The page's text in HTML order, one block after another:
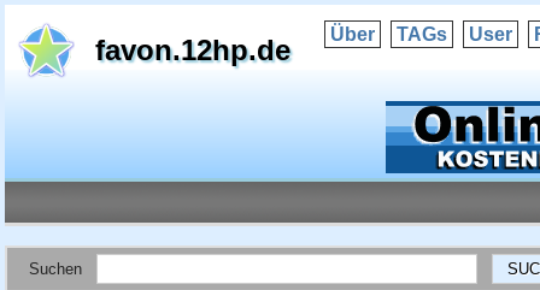
favon.12hp.de Über TAGs User
Suchen